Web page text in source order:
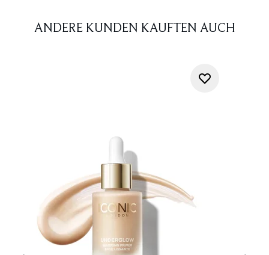
ANDERE KUNDEN KAUFTEN AUCH